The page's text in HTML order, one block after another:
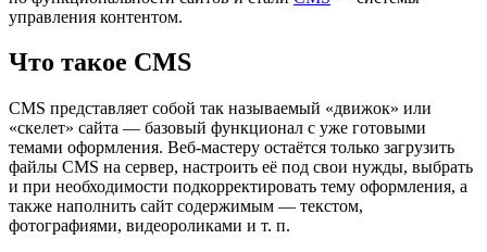
управления контентом.
Что такое CMS
CMS представляет собой так называемый «движок» или
«скелет» сайта — базовый функционал с уже готовыми
темами оформления. Веб-мастеру остаётся только загрузить
файлы CMS на сервер, настроить её под свои нужды, выбрать
и при необходимости подкорректировать тему оформления, а
также наполнить сайт содержимым — текстом,
фотографиями, видеороликами и т. п.